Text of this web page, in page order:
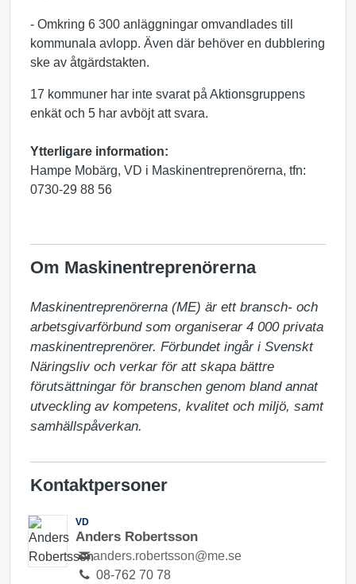
- Omkring 6 300 anläggningar omvandlades till
kommunala avlopp. Även där behöver en dubblering
ske av åtgärdstakten.
17 kommuner har inte svarat på Aktionsgruppens
enkät och 5 har avböjt att svara.
Ytterligare information:
Hampe Mobärg, VD i Maskinentreprenörerna, tfn:
0730-29 88 56
Om Maskinentreprenörerna
Maskinentreprenörerna (ME) är ett bransch- och
arbetsgivarförbund som organiserar 4 000 privata
maskinentreprenörer. Förbundet ingår i Svenskt
Näringsliv och verkar för att skapa bättre
förutsättningar för branschen genom bland annat
utveckling av kompetens, kvalitet och miljö, samt
samhällspåverkan.
Kontaktpersoner
VD
Anders Robertsson
anders.robertsson@me.se
08-762 70 78